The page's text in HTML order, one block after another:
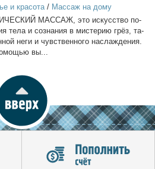
и красота/ Массаж на дому
МАССАЖ, это ис­кус­ство по­
те­ла и со­зна­ния в ми­сте­рию грёз, та­
неги и чув­ствен­но­го на­сла­жде­ния.
вы...